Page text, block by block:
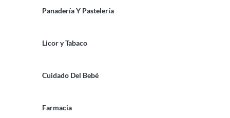
Panadería Y Pastelería
Licor y Tabaco
Cuidado Del Bebé
Farmacia